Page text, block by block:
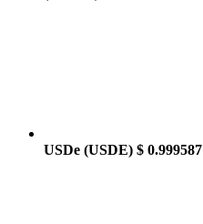
USDe (USDE) $ 0.999587